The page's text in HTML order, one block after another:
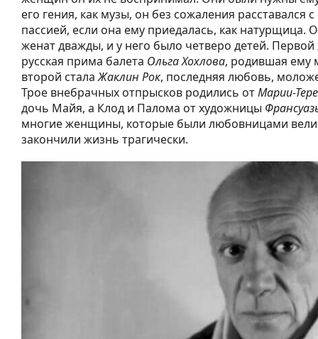
его гения, как музы, он без сожаления расставался
пассией, если она ему приедалась, как
женат дважды, и у него было четверо детей.
русская прима балета Ольга Хохлова, родившая ему
второй сталаЖаклин Рок, последняя любовь,
Трое внебрачных отпрысков родились отМарии-
дочь Майя, а Клод и Палома от художницы
многие женщины, которые были любовницами
закончили жизнь трагически.